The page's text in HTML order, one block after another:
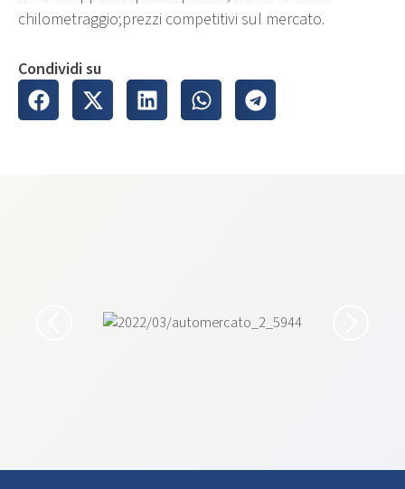
chilometraggio;prezzi competitivi sul mercato.
Condividi su